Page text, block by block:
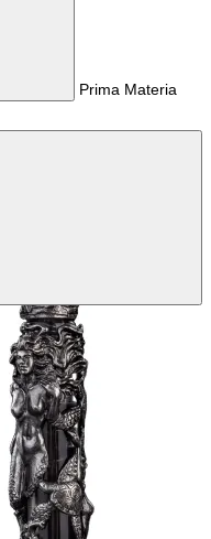
Prima Materia